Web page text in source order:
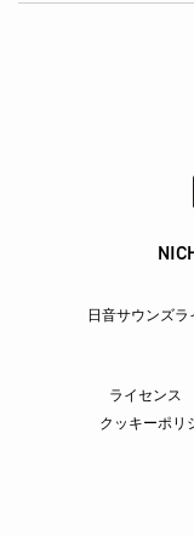
日音サウンズ
ライセンス
クッキーポリ